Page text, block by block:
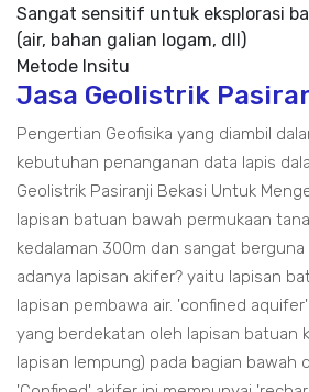
Sangat sensitif untuk eksplorasi
(air, bahan galian logam, dll)
Metode Insitu
Jasa Geolistrik
Pengertian Geofisika yang diambil
kebutuhan penanganan data lapis
Geolistrik Pasiranji Bekasi Untuk
lapisan batuan bawah permukaan
kedalaman 300m dan sangat
adanya lapisan akifer? yaitu lapisan
lapisan pembawa air. 'confined
yang berdekatan oleh lapisan batuan
lapisan lempung) pada bagian bawah